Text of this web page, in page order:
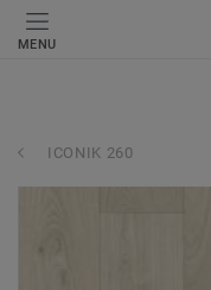
MENU
ICONIK 260